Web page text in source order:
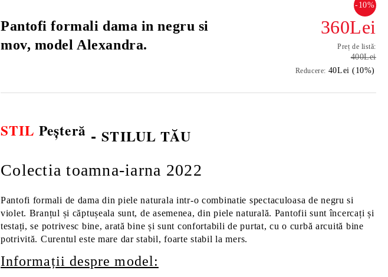
Pantofi formali dama in negru si
mov, model Alexandra.
-10%
360Lei
Preț de listă:
400Lei
Reducere: 40Lei (10%)
STIL Peșteră -STILUL TĂU
Colectia toamna-iarna 2022
Pantofi formali de dama din piele naturala intr-o combinatie spectaculoasa de negru si
violet. Branțul și căptușeala sunt, de asemenea, din piele naturală. Pantofii sunt încercați și
testați, se potrivesc bine, arată bine și sunt confortabili de purtat, cu o curbă arcuită bine
potrivită. Curentul este mare dar stabil, foarte stabil la mers.
Informații despre model: